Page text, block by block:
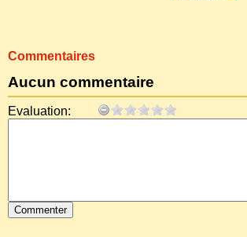
Commentaires
Aucun commentaire
Evaluation: